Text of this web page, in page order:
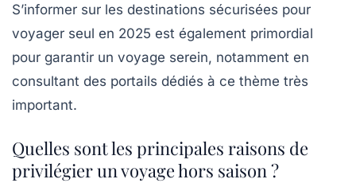
S’informer sur les destinations sécurisées pour
voyager seul en 2025 est également primordial
pour garantir un voyage serein, notamment en
consultant des portails dédiés à ce thème très
important.
Quelles sont les principales raisons de
privilégier un voyage hors saison ?